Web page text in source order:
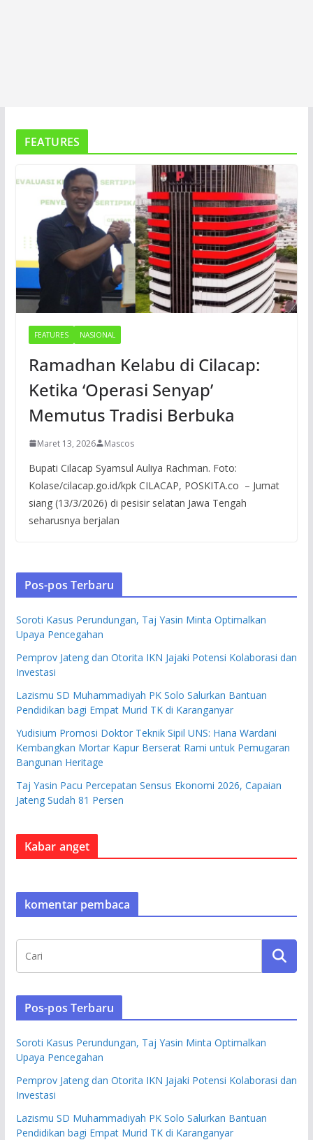
FEATURES
FEATURES NASIONAL
Ramadhan Kelabu di Cilacap:
Ketika ‘Operasi Senyap’
Memutus Tradisi Berbuka
Maret 13, 2026 Mascos
Bupati Cilacap Syamsul Auliya Rachman. Foto:
Kolase/cilacap.go.id/kpk CILACAP, POSKITA.co – Jumat
siang (13/3/2026) di pesisir selatan Jawa Tengah
seharusnya berjalan
Pos-pos Terbaru
Soroti Kasus Perundungan, Taj Yasin Minta Optimalkan
Upaya Pencegahan
Pemprov Jateng dan Otorita IKN Jajaki Potensi Kolaborasi dan
Investasi
Lazismu SD Muhammadiyah PK Solo Salurkan Bantuan
Pendidikan bagi Empat Murid TK di Karanganyar
Yudisium Promosi Doktor Teknik Sipil UNS: Hana Wardani
Kembangkan Mortar Kapur Berserat Rami untuk Pemugaran
Bangunan Heritage
Taj Yasin Pacu Percepatan Sensus Ekonomi 2026, Capaian
Jateng Sudah 81 Persen
Kabar anget
komentar pembaca
Pos-pos Terbaru
Soroti Kasus Perundungan, Taj Yasin Minta Optimalkan
Upaya Pencegahan
Pemprov Jateng dan Otorita IKN Jajaki Potensi Kolaborasi dan
Investasi
Lazismu SD Muhammadiyah PK Solo Salurkan Bantuan
Pendidikan bagi Empat Murid TK di Karanganyar